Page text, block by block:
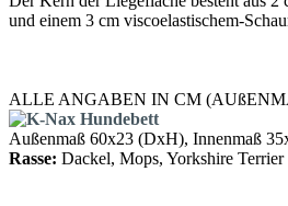
und einem 3 cm viscoelastischem-
ALLE ANGABEN IN CM
Außenmaß 60x23 (DxH), Innenmaß
Rasse: Dackel, Mops, Yorkshire Terrier